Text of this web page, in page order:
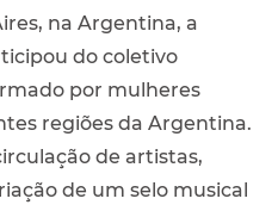
na Argentina, a
do coletivo
por mulheres
regiões da Argentina.
de artistas,
de um selo musical